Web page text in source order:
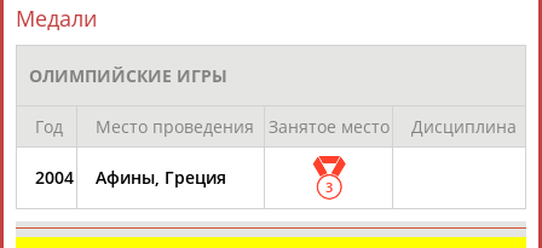
Рамазан
Тагир
Камиль
Загалав
Камалудин
АБДУЛДАУДОВ
Абдула
АБДУЛЖАЛИЛОВ
Магомед
АБДУЛКАГИРОВАБДУЛЛАЕВ
Медали
ОЛИМПИЙСКИЕ ИГРЫ
Год Место проведения Занятое место Дисциплина
2004 Афины, Греция 3